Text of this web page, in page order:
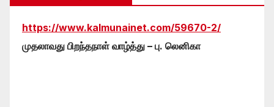
https://www.kalmunainet.com/59670-2/
முதலாவது பிறந்தநாள் வாழ்த்து – பு. லெனிகா